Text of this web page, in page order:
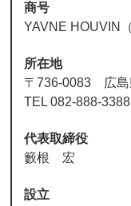
商号
YAVNE HOUVIN
所在地
〒736-0083 広島
TEL 082-888-
代表取締役
籔根 宏
設立